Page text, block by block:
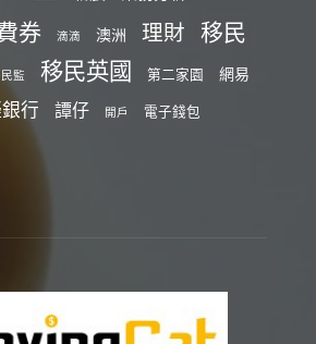
券 滴滴 澳洲 理財 移民
監 移民英國 第二家園 網易
行 譚仔 開戶 電子錢包